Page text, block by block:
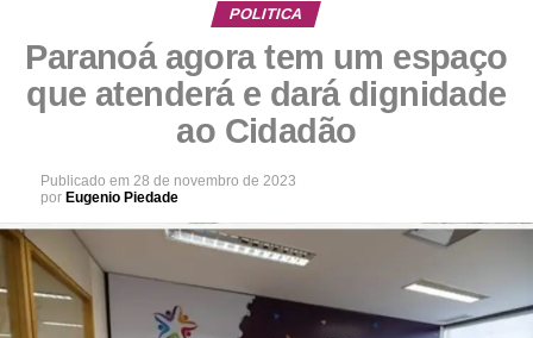
POLITICA
Paranoá agora tem um espaço
que atenderá e dará dignidade
ao Cidadão
Publicado em 28 de novembro de 2023
por Eugenio Piedade